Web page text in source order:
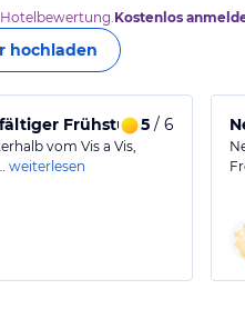
Kostenlos
hochladen
Frühstücksauswahl
5 / 6
vom Vis a Vis,
weiterlesen